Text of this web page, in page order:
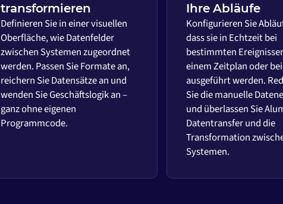
transformieren
Definieren Sie in einer visuellen
Oberfläche, wie Datenfelder
zwischen Systemen zugeordnet
werden. Passen Sie Formate an,
reichern Sie Datensätze an und
wenden Sie Geschäftslogik an –
ganz ohne eigenen
Programmcode.
Ihre Abläufe
Konfigurieren Sie
dass sie in Echtzeit bei
bestimmten
einem Zeitplan oder
ausgeführt werden.
Sie die manuelle
und überlassen Sie
Datentransfer und die
Transformation
Systemen.